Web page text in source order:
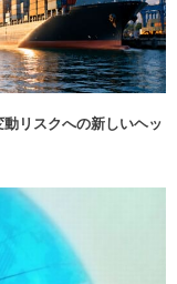
リスクへの新しいヘッ